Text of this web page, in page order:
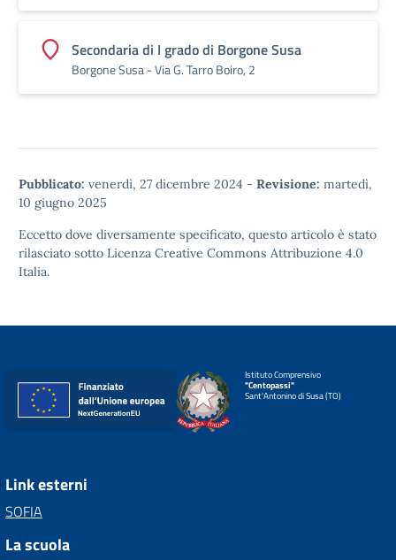
Secondaria di I grado di Borgone Susa
Borgone Susa - Via G. Tarro Boiro, 2
Pubblicato: venerdì, 27 dicembre 2024 - Revisione: martedì,
10 giugno 2025
Eccetto dove diversamente specificato, questo articolo è stato
rilasciato sotto Licenza Creative Commons Attribuzione 4.0
Italia.
Istituto Comprensivo
"Centopassi"
Sant'Antonino di Susa (TO)
Link esterni
SOFIA
La scuola